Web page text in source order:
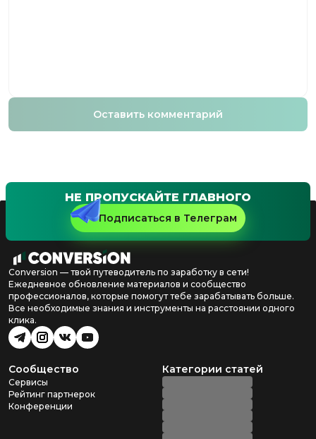
Оставить комментарий
НЕ ПРОПУСКАЙТЕ ГЛАВНОГО
Подписаться в Телеграм
Conversion — твой путеводитель по заработку в сети!
Ежедневное обновление материалов и сообщество
профессионалов, которые помогут тебе зарабатывать больше.
Все необходимые знания и инструменты на расстоянии одного
клика.
Сообщество
Сервисы
Рейтинг партнерок
Конференции
Категории статей